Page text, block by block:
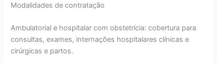
Modalidades de contratação
Ambulatorial e hospitalar com obstetrícia: cobertura para
consultas, exames, internações hospitalares clínicas e
cirúrgicas e partos.